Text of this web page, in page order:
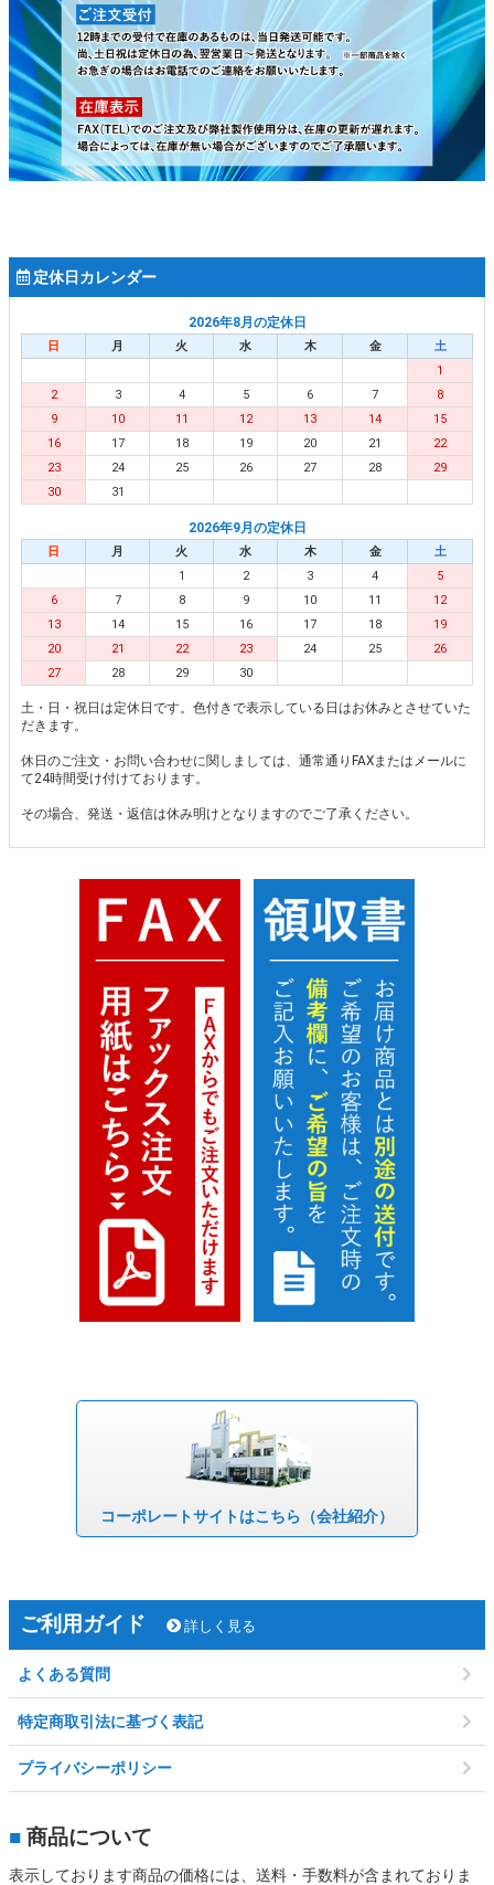
定休日カレンダー
2026年8月の定休日
日 月 火 水 木 金
土
1
2
3 4 5 6 7
8
9
10 11 12 13 14
15
16
17 18 19 20 21
22
23
24 25 26 27 28
29
30
31
2026年9月の定休日
日 月 火 水 木 金
土
1
2 3 4
5
6
7 8 9 10 11
12
13
14 15 16 17 18
19
20
21 22 23 24 25
26
27
28 29 30
土・日・祝日は定休日です。色付きで表示している日はお休みとさせていた
だきます。
休日のご注文・お問い合わせに関しましては、通常通りFAXまたはメールに
て24時間受け付けております。
その場合、発送・返信は休み明けとなりますのでご了承ください。
コーポレートサイトはこちら （会社紹介）
ご利用ガイド 詳しく見る
よくある質問
特定商取引法に基づく表記
プライバシーポリシー
■ 商品について
表示しております商品の価格には、送料・手数料が含まれておりま